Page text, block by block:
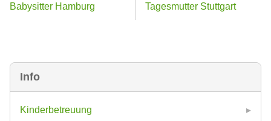
Info
Kinderbetreuung
Babysitter Hamburg
Tagesmutter Stuttgart